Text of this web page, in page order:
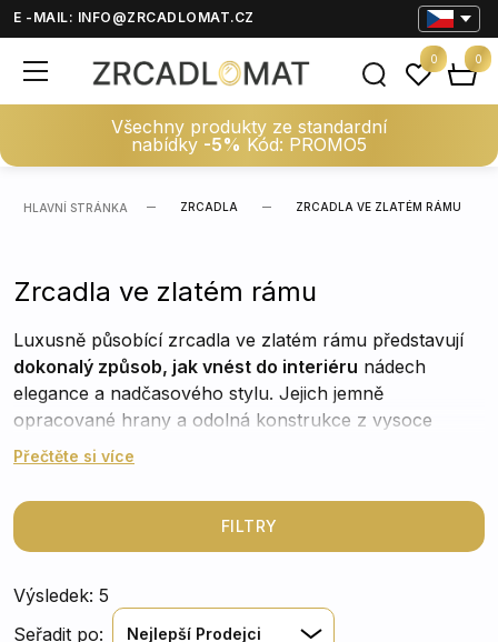
E -MAIL: INFO@ZRCADLOMAT.CZ
Všechny produkty ze standardní
nabídky -5% Kód: PROMO5
0 0
HLAVNÍ STRÁNKA ZRCADLA ZRCADLA VE ZLATÉM RÁMU
Zrcadla ve zlatém rámu
Luxusně působící zrcadla ve zlatém rámu představují
dokonalý způsob, jak vnést do interiéru nádech
elegance a nadčasového stylu. Jejich jemně
opracované hrany a odolná konstrukce z vysoce
kvalitního skla zajišťují nejen dlouhou životnost, ale
především jakovýrazný designový prvekv prostorné
předsíni pro optické zvětšení prostoru nebo jako
luxusní doplněk zavěšený nad toaletním stolkem v
Přečtěte si více
FILTRY
Výsledek: 5
Seřadit po:
Nejlepší Prodejci